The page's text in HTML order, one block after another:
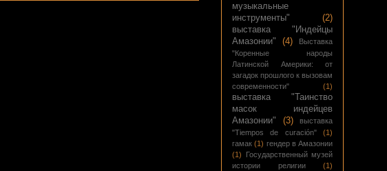
музыкальные
инструменты"
(2)
выставка "Индейцы
Амазонии"
(4)
Выставка
"Коренные народы
Латинской Америки: от
загадок прошлого к вызовам
современности"
(1)
выставка "Таинство
масок индейцев
Амазонии"
(3)
выставка
"Tiempos de curación"
(1)
гамак (1) гендер в Амазонии
(1)
Государственный музей
истории религии
(1)